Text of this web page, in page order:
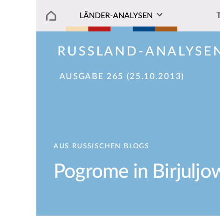
LÄNDER-ANALYSEN
RUSSLAND-
AUSGABE 265 (25.10.2013)
AUS RUSSISCHEN BLOGS
Pogrome in